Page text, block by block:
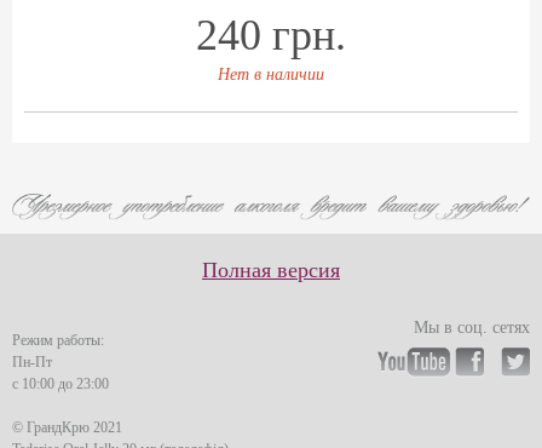
240 грн.
Нет в наличии
Полная версия
Режим работы:
Пн-Пт
с 10:00 до 23:00
© ГрандКрю 2021
Мы в соц. сетях